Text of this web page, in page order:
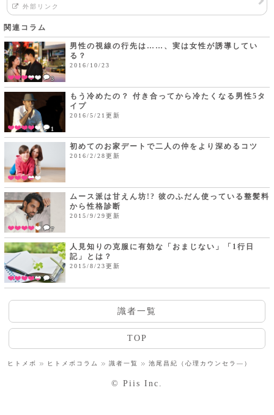
外部リンク
関連コラム
3
男性の視線の行先は……、実は女性が誘導してい
る？
2016/10/23
1
もう冷めたの？ 付き合ってから冷たくなる男性5タ
イプ
2016/5/21更新
初めてのお家デートで二人の仲をより深めるコツ
2016/2/28更新
7
ムース派は甘えん坊!? 彼のふだん使っている整髪料
から性格診断
2015/9/29更新
3
人見知りの克服に有効な「おまじない」「1行日
記」とは？
2015/8/23更新
識者一覧
TOP
ヒトメボ ヒトメボコラム 識者一覧 池尾昌紀（心理カウンセラ―）
© Piis Inc.